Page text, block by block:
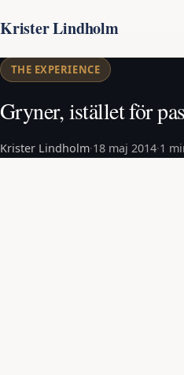
Krister Lindholm
THE EXPERIENCE
Gryner, istället för
Krister Lindholm·18 maj 2014·1